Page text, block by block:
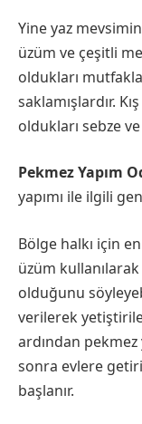
Yine yaz
üzüm ve çeşitli
oldukları
saklamışlardır.
oldukları sebze
Pekmez Yapım
yapımı ile ilgili
Bölge halkı için
üzüm
olduğunu
verilerek
ardından
sonra evlere
başlanır.